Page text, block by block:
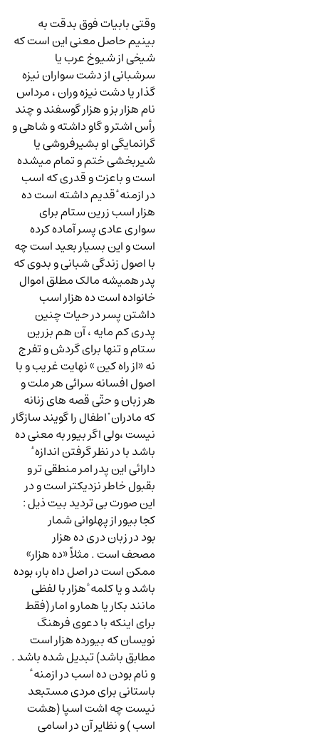
وقتی بابیات فوق بدقت به
بینیم حاصل معنی این است که
شیخی از شیوخ عرب یا
سرشبانی از دشت سواران نیزه
گذار یا دشت نیزه وران ، مرداس
نام هزار بز و هزار گوسفند و چند
رأس اشتر و گاو داشته و شاهی و
گرانمایگی او بشیرفروشی یا
شیربخشی ختم و تمام میشده
است و باعزت و قدری که اسب
در ازمنه ٔ قدیم داشته است ده
هزار اسب زرین ستام برای
سواری عادی پسر آماده کرده
است و این بسیار بعید است چه
با اصول زندگی شبانی و بدوی که
پدر همیشه مالک مطلق اموال
خانواده است ده هزار اسب
داشتن پسر در حیات چنین
پدری کم مایه ، آن هم بزرین
ستام و تنها برای گردش و تفرج
نه «از راه کین » نهایت غریب و با
اصول افسانه سرائی هر ملت و
هر زبان و حتّی قصه های زنانه
که مادران ْ اطفال را گویند سازگار
نیست ،ولی اگر بیور به معنی ده
باشد با در نظر گرفتن اندازه ٔ
دارائی این پدر امر منطقی تر و
بقبول خاطر نزدیکتر است و در
این صورت بی تردید بیت ذیل:
کجا بیور از پهلوانی شمار
بود در زبان دری ده هزار
مصحف است . مثلاً «ده هزار»
ممکن است در اصل داه بار، بوده
باشد و یا کلمه ٔ هزار با لفظی
مانند بکار یا همار و امار (فقط
برای اینکه با دعوی فرهنگ
نویسان که بیورده هزار است
مطابق باشد) تبدیل شده باشد .
و نام بودن ده اسب در ازمنه ٔ
باستانی برای مردی مستبعد
نیست چه اشت اسپا (هشت
اسب ) و نظایر آن در اسامی